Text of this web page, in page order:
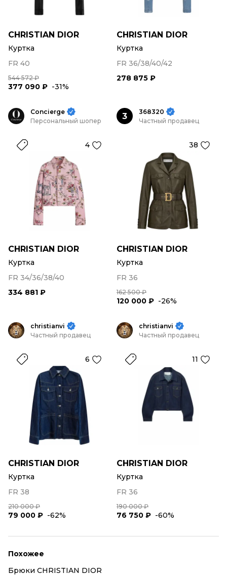
CHRISTIAN DIOR
Куртка
FR 40
544 572 ₽
377 090 ₽ -31%
CHRISTIAN DIOR
Куртка
FR 36/38/40/42
278 875 ₽
Concierge
Персональный шопер
4
CHRISTIAN DIOR
Куртка
FR 34/36/38/40
334 881 ₽
3
368320
Частный продавец
38
CHRISTIAN DIOR
Куртка
FR 36
162 500 ₽
120 000 ₽ -26%
christianvi
Частный продавец
6
CHRISTIAN DIOR
Куртка
FR 38
210 000 ₽
79 000 ₽ -62%
christianvi
Частный продавец
11
CHRISTIAN DIOR
Куртка
FR 36
190 000 ₽
76 750 ₽ -60%
Похожее
Брюки CHRISTIAN DIOR